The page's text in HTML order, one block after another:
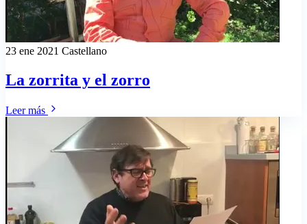
23 ene 2021 Castellano
La zorrita y el zorro
Leer más